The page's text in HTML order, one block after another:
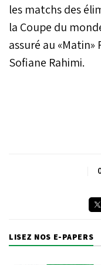
les matchs des
la Coupe du
assuré au «Matin»
Sofiane Rahimi.
LISEZ NOS E-PAPERS